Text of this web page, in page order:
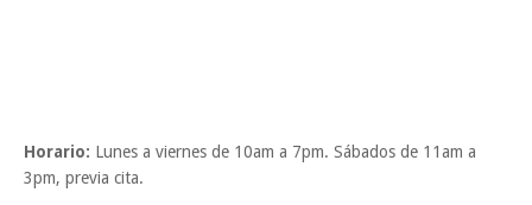
Horario: Lunes a viernes de 10am a 7pm. Sábados de 11am a
3pm, previa cita.